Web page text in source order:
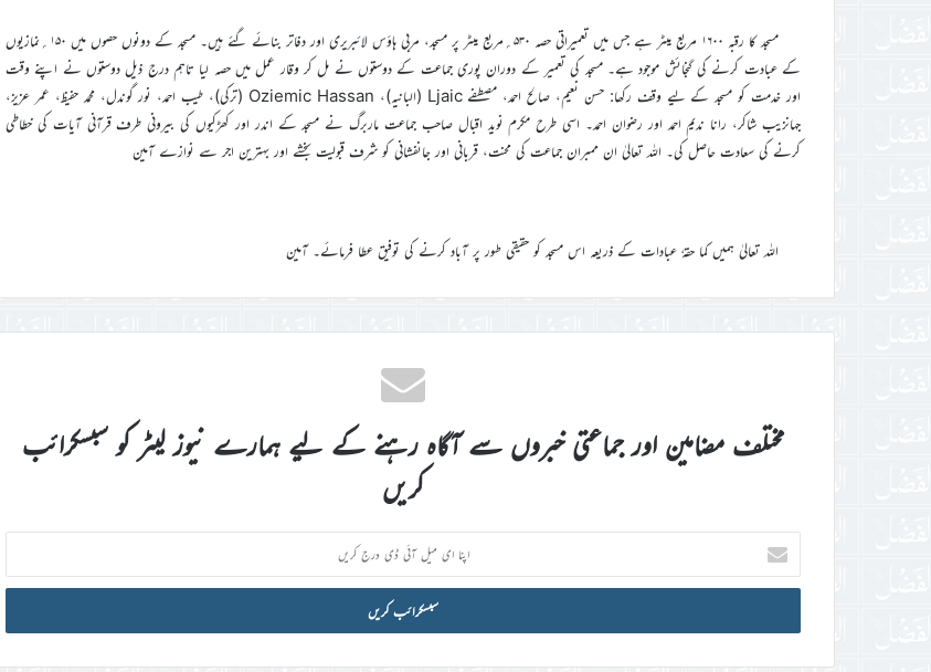
مسجد کا رقبہ ۱۶۰۰ مربع میٹر ہے جس میں تعمیراتی حصہ ۵۳۰؍مربع میٹر پر مسجد، مربی ہاؤس لائبریری اور دفاتر بنائے گئے ہیں۔ مسجد کے دونوں حصوں میں ۱۵۰؍نمازیوں
کے عبادت کرنے کی گنجائش موجود ہے۔ مسجد کی تعمیر کے دوران پوری جماعت کے دوستوں نے مل کر وقار عمل میں حصہ لیا تاہم درج ذیل دوستوں نے اپنے وقت
اور خدمت کو مسجد کے لیے وقف رکھا: حسن نعیم، صالح احمد، مصطفے Ljaic (البانیہ)، Oziemic Hassan (ترکی)، طیب احمد، نور گوندل، محمد حفیظ، عمر عزیز،
جہانزیب شاکر، رانا ندیم احمد اور رضوان احمد۔ اسی طرح مکرم نوید اقبال صاحب جماعت ماربرگ نے مسجد کے اندر اور کھڑکیوں کی بیرونی طرف قرآنی آیات کی خطاطی
کرنے کی سعادت حاصل کی۔ اللہ تعالیٰ ان ممبران جماعت کی محنت، قربانی اور جانفشانی کو شرف قبولیت بخشے اور بہترین اجر سے نوازے آمین
اللہ تعالیٰ ہمیں کما حقہٗ عبادات کے ذریعہ اس مسجد کو حقیقی طور پر آباد کرنے کی توفیق عطا فرمائے۔ آمین
مختلف مضامین اور جماعتی خبروں سے آگاہ رہنے کے لیے ہمارے نیوز لیٹر کو سبسکرائب
کریں
اپنا
ای
میل
ڈی